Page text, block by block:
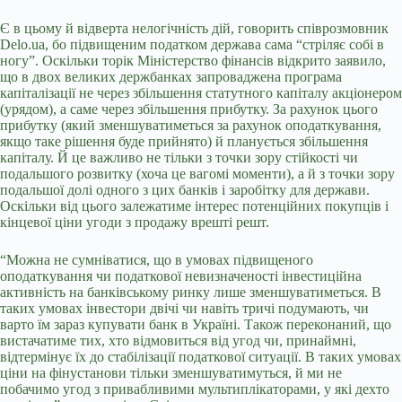
Є в цьому й відверта нелогічність дій, говорить співрозмовник
Delo.ua, бо підвищеним податком держава сама “стріляє собі в
ногу”. Оскільки торік Міністерство фінансів відкрито заявило,
що в двох великих держбанках запроваджена програма
капіталізації не через збільшення статутного капіталу акціонером
(урядом), а саме через збільшення прибутку. За рахунок цього
прибутку (який зменшуватиметься за рахунок оподаткування,
якщо таке рішення буде прийнято) й планується збільшення
капіталу. Й це важливо не тільки з точки зору стійкості чи
подальшого розвитку (хоча це вагомі моменти), а й з точки зору
подальшої долі одного з цих банків і заробітку для держави.
Оскільки від цього залежатиме інтерес потенційних покупців і
кінцевої ціни угоди з продажу врешті решт.
“Можна не сумніватися, що в умовах підвищеного
оподаткування чи податкової невизначеності інвестиційна
активність на банківському ринку лише зменшуватиметься. В
таких умовах інвестори двічі чи навіть тричі подумають, чи
варто їм зараз купувати банк в Україні. Також переконаний, що
вистачатиме тих, хто відмовиться від угод чи, принаймні,
відтермінує їх до стабілізації податкової ситуації. В таких умовах
ціни на фінустанови тільки зменшуватимуться, й ми не
побачимо угод з привабливими мультиплікаторами, у які дехто